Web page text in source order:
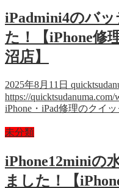
iPadmini4のバ
た！【iPhone修
沼店】
2025年8月11日
https://
iPhone・iPad修理のクイ
未分類
iPhone12miniの
ました！【